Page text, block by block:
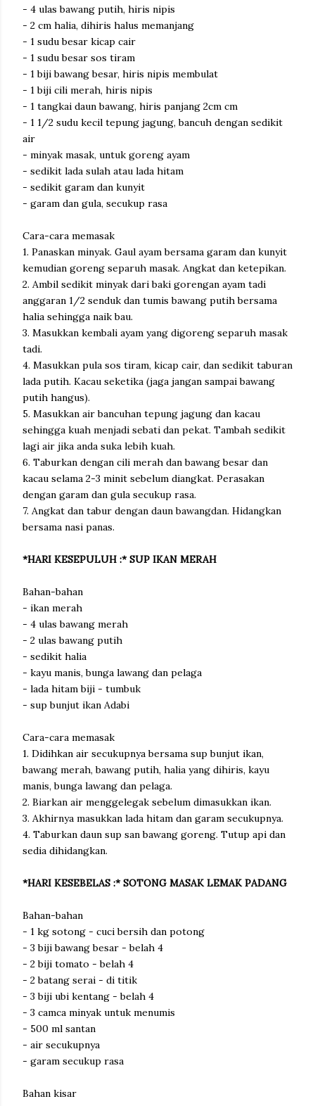
- 4 ulas bawang putih, hiris nipis
- 2 cm halia, dihiris halus memanjang
- 1 sudu besar kicap cair
- 1 sudu besar sos tiram
- 1 biji bawang besar, hiris nipis membulat
- 1 biji cili merah, hiris nipis
- 1 tangkai daun bawang, hiris panjang 2cm cm
- 1 1/2 sudu kecil tepung jagung, bancuh dengan sedikit
air
- minyak masak, untuk goreng ayam
- sedikit lada sulah atau lada hitam
- sedikit garam dan kunyit
- garam dan gula, secukup rasa
Cara-cara memasak
1. Panaskan minyak. Gaul ayam bersama garam dan kunyit
kemudian goreng separuh masak. Angkat dan ketepikan.
2. Ambil sedikit minyak dari baki gorengan ayam tadi
anggaran 1/2 senduk dan tumis bawang putih bersama
halia sehingga naik bau.
3. Masukkan kembali ayam yang digoreng separuh masak
tadi.
4. Masukkan pula sos tiram, kicap cair, dan sedikit taburan
lada putih. Kacau seketika (jaga jangan sampai bawang
putih hangus).
5. Masukkan air bancuhan tepung jagung dan kacau
sehingga kuah menjadi sebati dan pekat. Tambah sedikit
lagi air jika anda suka lebih kuah.
6. Taburkan dengan cili merah dan bawang besar dan
kacau selama 2-3 minit sebelum diangkat. Perasakan
dengan garam dan gula secukup rasa.
7. Angkat dan tabur dengan daun bawangdan. Hidangkan
bersama nasi panas.
*HARI KESEPULUH :* SUP IKAN MERAH
Bahan-bahan
- ikan merah
- 4 ulas bawang merah
- 2 ulas bawang putih
- sedikit halia
- kayu manis, bunga lawang dan pelaga
- lada hitam biji - tumbuk
- sup bunjut ikan Adabi
Cara-cara memasak
1. Didihkan air secukupnya bersama sup bunjut ikan,
bawang merah, bawang putih, halia yang dihiris, kayu
manis, bunga lawang dan pelaga.
2. Biarkan air menggelegak sebelum dimasukkan ikan.
3. Akhirnya masukkan lada hitam dan garam secukupnya.
4. Taburkan daun sup san bawang goreng. Tutup api dan
sedia dihidangkan.
*HARI KESEBELAS :* SOTONG MASAK LEMAK PADANG
Bahan-bahan
- 1 kg sotong - cuci bersih dan potong
- 3 biji bawang besar - belah 4
- 2 biji tomato - belah 4
- 2 batang serai - di titik
- 3 biji ubi kentang - belah 4
- 3 camca minyak untuk menumis
- 500 ml santan
- air secukupnya
- garam secukup rasa
Bahan kisar